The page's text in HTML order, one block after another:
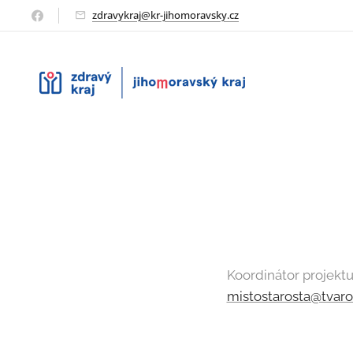
zdravykraj@kr-jihomoravsky.cz
Koordinátor